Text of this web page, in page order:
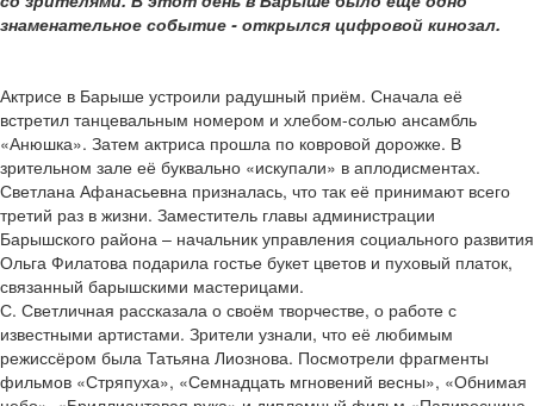
знаменательное событие - открылся цифровой кинозал.
Актрисе в Барыше устроили радушный приём. Сначала её
встретил танцевальным номером и хлебом-солью ансамбль
«Анюшка». Затем актриса прошла по ковровой дорожке. В
зрительном зале её буквально «искупали» в аплодисментах.
Светлана Афанасьевна призналась, что так её принимают всего
третий раз в жизни. Заместитель главы администрации
Барышского района – начальник управления социального развития
Ольга Филатова подарила гостье букет цветов и пуховый платок,
связанный барышскими мастерицами.
С. Светличная рассказала о своём творчестве, о работе с
известными артистами. Зрители узнали, что её любимым
режиссёром была Татьяна Лиознова. Посмотрели фрагменты
фильмов «Стряпуха», «Семнадцать мгновений весны», «Обнимая